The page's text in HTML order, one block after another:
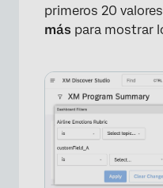
primeros 20
más para mostrar